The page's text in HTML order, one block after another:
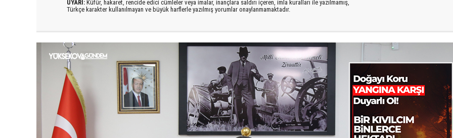
UYARI: Küfür, hakaret, rencide edici cümleler veya imalar, inançlara saldırı içeren, imla kuralları ile yazılmamış,
Türkçe karakter kullanılmayan ve büyük harflerle yazılmış yorumlar onaylanmamaktadır.